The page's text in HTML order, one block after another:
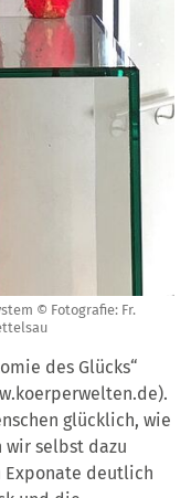
© Fotografie: Fr.
des Glücks“
glücklich, wie
wir selbst dazu
Exponate deutlich